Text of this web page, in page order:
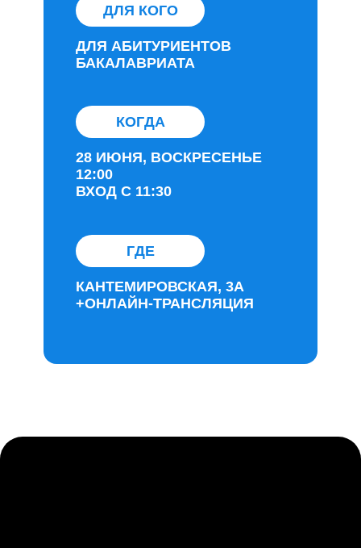
КОГДА
28 ИЮНЯ, ВОСКРЕСЕНЬЕ
12:00
ВХОД С 11:30
ГДЕ
КАНТЕМИРОВСКАЯ, 3А
+ОНЛАЙН-ТРАНСЛЯЦИЯ
ДЛЯ АБИТУРИЕНТОВ
БАКАЛАВРИАТА
ДЛЯ КОГО